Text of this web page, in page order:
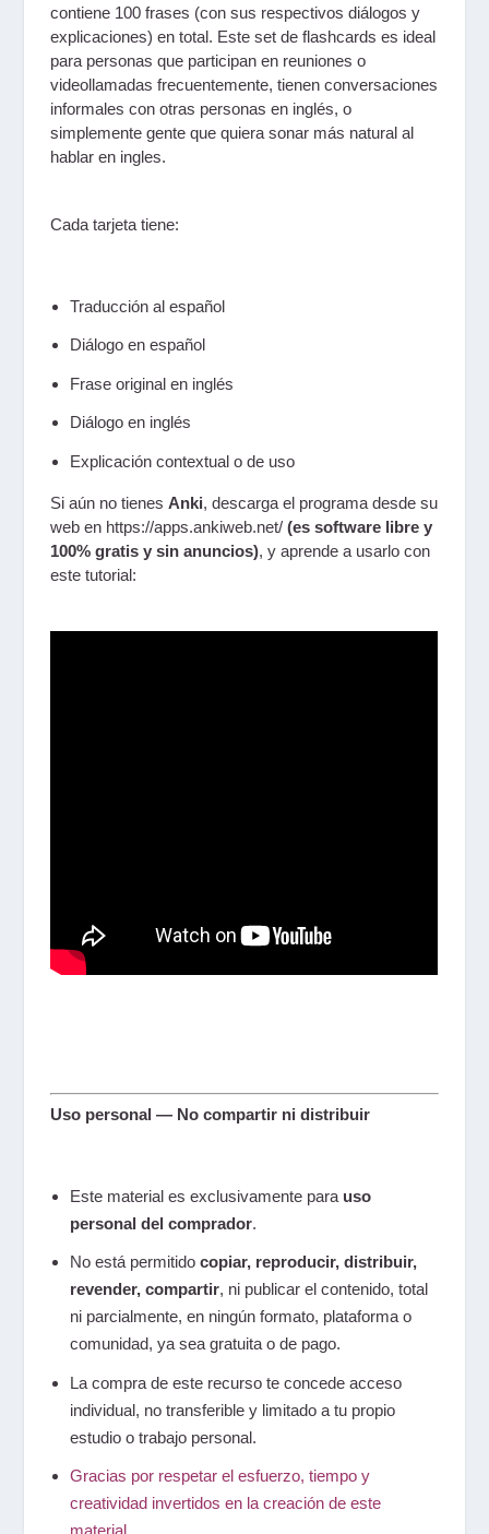
contiene 100 frases (con sus respectivos diálogos y
explicaciones) en total. Este set de flashcards es ideal
para personas que participan en reuniones o
videollamadas frecuentemente, tienen conversaciones
informales con otras personas en inglés, o
simplemente gente que quiera sonar más natural al
hablar en ingles.
Cada tarjeta tiene:
Traducción al español
Diálogo en español
Frase original en inglés
Diálogo en inglés
Explicación contextual o de uso
Si aún no tienesAnki, descarga el programa desde su
web en https://apps.ankiweb.net/(es software libre y
100% gratis y sin anuncios), y aprende a usarlo con
este tutorial:
Uso personal — No compartir ni distribuir
Este material es exclusivamente para uso
personal del comprador.
No está permitido copiar, reproducir, distribuir,
revender, compartir, ni publicar el contenido, total
ni parcialmente, en ningún formato, plataforma o
comunidad, ya sea gratuita o de pago.
La compra de este recurso te concede acceso
individual, no transferible y limitado a tu propio
estudio o trabajo personal.
Gracias por respetar el esfuerzo, tiempo y
creatividad invertidos en la creación de este